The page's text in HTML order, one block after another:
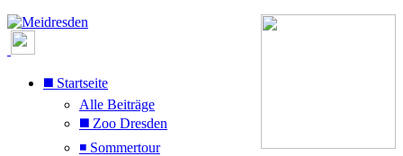
◼️ Startseite
Alle Beiträge
◼️ Zoo Dresden
◾ Sommertour